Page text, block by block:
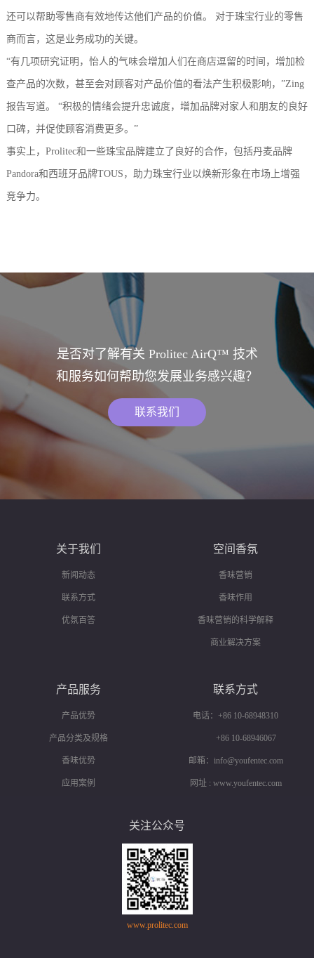
还可以帮助零售商有效地传达他们产品的价值。 对于珠宝行业的零售
商而言，这是业务成功的关键。
“有几项研究证明，怡人的气味会增加人们在商店逗留的时间，增加检
查产品的次数，甚至会对顾客对产品价值的看法产生积极影响，”Zing
报告写道。 “积极的情绪会提升忠诚度，增加品牌对家人和朋友的良好
口碑，并促使顾客消费更多。”
事实上，Prolitec和一些珠宝品牌建立了良好的合作，包括丹麦品牌
Pandora和西班牙品牌TOUS，助力珠宝行业以焕新形象在市场上增强
竞争力。
是否对了解有关 Prolitec AirQ™ 技术
和服务如何帮助您发展业务感兴趣？
联系我们
关于我们
新闻动态
联系方式
优氛百答
空间香氛
香味营销
香味作用
香味营销的科学解释
商业解决方案
产品服务
产品优势
产品分类及规格
香味优势
应用案例
联系方式
电话：+86 10-68948310
+86 10-68946067
邮箱：info@youfentec.com
网址 : www.youfentec.com
关注公众号
www.prolitec.com